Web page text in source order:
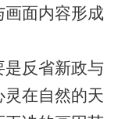
面内容形成
反省新政与
灵在自然的天